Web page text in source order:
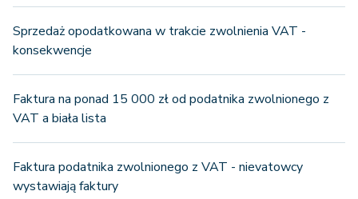
Sprzedaż opodatkowana w trakcie zwolnienia VAT -
konsekwencje
Faktura na ponad 15 000 zł od podatnika zwolnionego z
VAT a biała lista
Faktura podatnika zwolnionego z VAT - nievatowcy
wystawiają faktury